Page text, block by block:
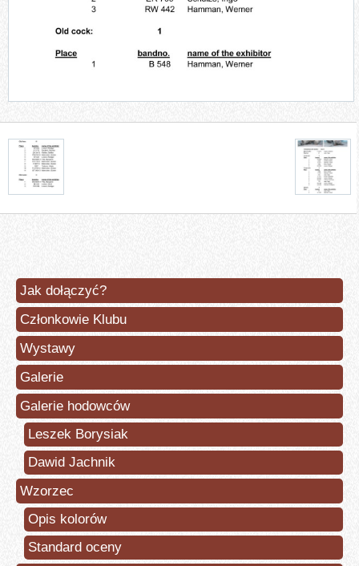
Jak dołączyć?
Członkowie Klubu
Wystawy
Galerie
Galerie hodowców
Leszek Borysiak
Dawid Jachnik
Wzorzec
Opis kolorów
Standard oceny